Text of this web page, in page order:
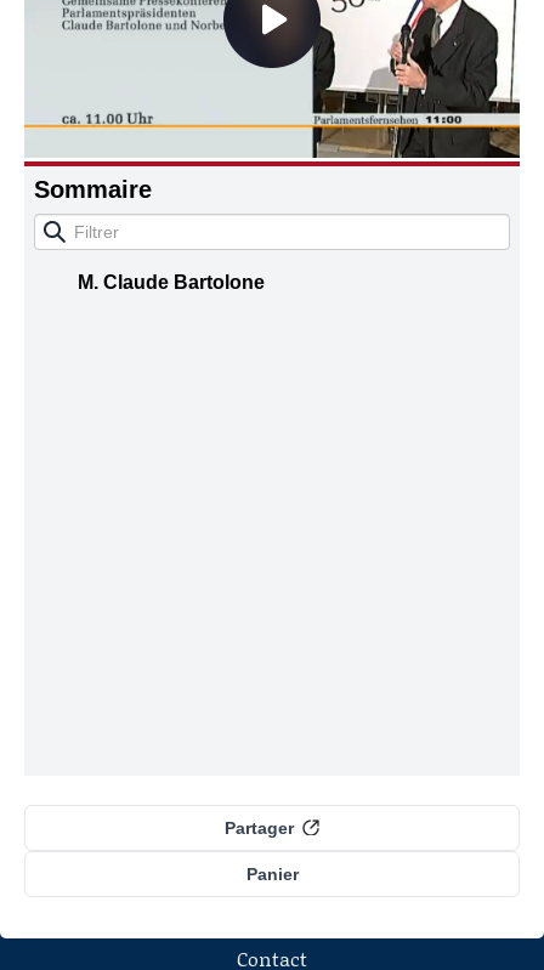
Sommaire
M. Claude Bartolone
Panier
Partager
Contact